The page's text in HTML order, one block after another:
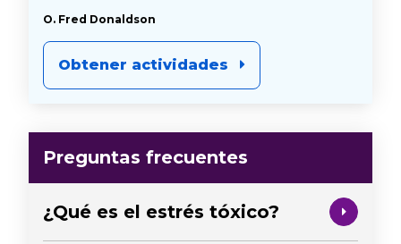
O. Fred Donaldson
Obtener actividades
Preguntas frecuentes
¿Qué es el estrés tóxico?